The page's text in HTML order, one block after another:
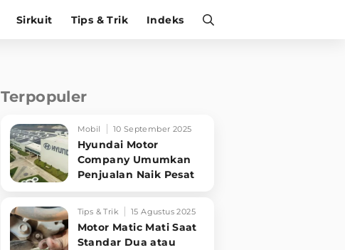
Sirkuit Tips & Trik Indeks
Terpopuler
Mobil 10 September 2025
Hyundai Motor
Company Umumkan
Penjualan Naik Pesat
Tips & Trik 15 Agustus 2025
Motor Matic Mati Saat
Standar Dua atau